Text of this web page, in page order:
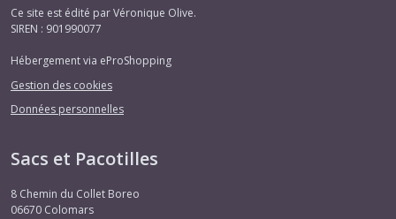
Ce site est édité par Véronique Olive.
SIREN : 901990077
Hébergement via eProShopping
Gestion des cookies
Données personnelles
Sacs et Pacotilles
8 Chemin du Collet Boreo
06670 Colomars